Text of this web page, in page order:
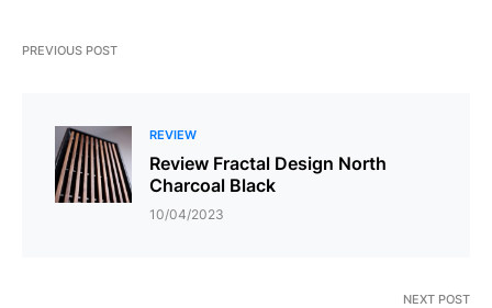
PREVIOUS POST
REVIEW
Review Fractal Design North
Charcoal Black
10/04/2023
NEXT POST